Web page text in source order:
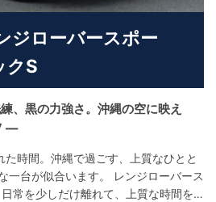
ジローバースポー
S
黒の力強さ。沖縄の空に映え
―
時間。沖縄で過ごす、上質なひとと
常を少しだけ離れて、上質な時間を